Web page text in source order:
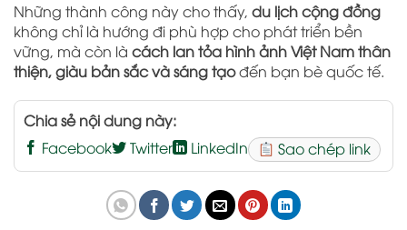
Những thành công này cho thấy, du lịch cộng đồng
không chỉ là hướng đi phù hợp cho phát triển bền
vững, mà còn là cách lan tỏa hình ảnh Việt Nam thân
thiện, giàu bản sắc và sáng tạođến bạn bè quốc tế.
Chia sẻ nội dung này:
Facebook
Twitter LinkedIn Sao chép link